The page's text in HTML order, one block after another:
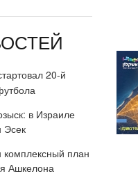
20-й
в Израиле
Эсек
комплексный план
Ашкелона